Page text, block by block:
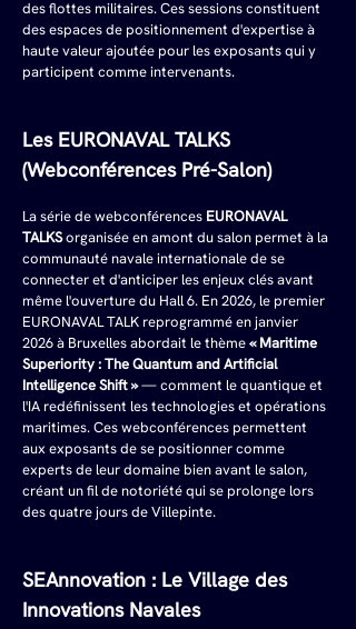
des flottes militaires. Ces sessions constituent
des espaces de positionnement d'expertise à
haute valeur ajoutée pour les exposants qui y
participent comme intervenants.
Les EURONAVAL TALKS
(Webconférences Pré-Salon)
La série de webconférences EURONAVAL
TALKS organisée en amont du salon permet à la
communauté navale internationale de se
connecter et d'anticiper les enjeux clés avant
même l'ouverture du Hall 6. En 2026, le premier
EURONAVAL TALK reprogrammé en janvier
2026 à Bruxelles abordait le thème « Maritime
Superiority : The Quantum and Artificial
Intelligence Shift » — comment le quantique et
l'IA redéfinissent les technologies et opérations
maritimes. Ces webconférences permettent
aux exposants de se positionner comme
experts de leur domaine bien avant le salon,
créant un fil de notoriété qui se prolonge lors
des quatre jours de Villepinte.
SEAnnovation : Le Village des
Innovations Navales